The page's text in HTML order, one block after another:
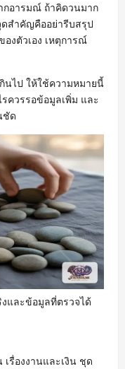
กอารมณ์ ถ้าคิดวนมาก
ดสำคัญคืออย่ารีบสรุป
งตัวเอง เหตุการณ์
นไป ให้ใช้ความหมายนี้
ควรรอข้อมูลเพิ่ม และ
ชัด
และข้อมูลที่ตรวจได้
รื่องงานและเงิน ชุด